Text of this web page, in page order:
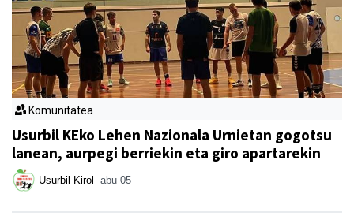
Komunitatea
Usurbil KEko Lehen Nazionala Urnietan gogotsu
lanean, aurpegi berriekin eta giro apartarekin
Usurbil Kirol abu 05